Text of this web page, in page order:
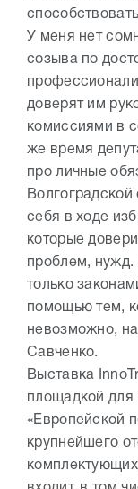
У меня нет
созыва по
доверят им
комиссиями в
же время
про личные
себя в ходе
которые
проблем, нужд.
только
помощью тем,
невозможно,
Савченко.
Выставка
площадкой для
«Европейской
крупнейшего